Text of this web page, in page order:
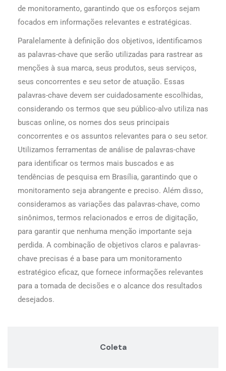
Coleta
de monitoramento, garantindo que os esforços sejam
focados em informações relevantes e estratégicas.
Paralelamente à definição dos objetivos, identificamos
as palavras-chave que serão utilizadas para rastrear as
menções à sua marca, seus produtos, seus serviços,
seus concorrentes e seu setor de atuação. Essas
palavras-chave devem ser cuidadosamente escolhidas,
considerando os termos que seu público-alvo utiliza nas
buscas online, os nomes dos seus principais
concorrentes e os assuntos relevantes para o seu setor.
Utilizamos ferramentas de análise de palavras-chave
para identificar os termos mais buscados e as
tendências de pesquisa em Brasília, garantindo que o
monitoramento seja abrangente e preciso. Além disso,
consideramos as variações das palavras-chave, como
sinônimos, termos relacionados e erros de digitação,
para garantir que nenhuma menção importante seja
perdida. A combinação de objetivos claros e palavras-
chave precisas é a base para um monitoramento
estratégico eficaz, que fornece informações relevantes
para a tomada de decisões e o alcance dos resultados
desejados.